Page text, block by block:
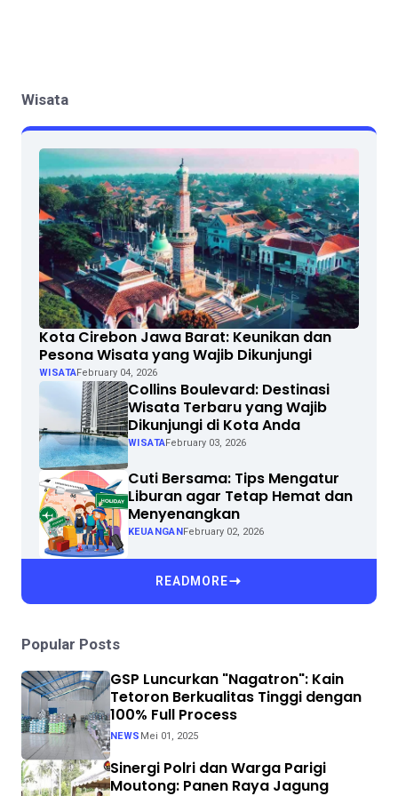
Wisata
Kota Cirebon Jawa Barat: Keunikan dan
Pesona Wisata yang Wajib Dikunjungi
WISATAFebruary 04, 2026
Collins Boulevard: Destinasi
Wisata Terbaru yang Wajib
Dikunjungi di Kota Anda
WISATAFebruary 03, 2026
Cuti Bersama: Tips Mengatur
Liburan agar Tetap Hemat dan
Menyenangkan
KEUANGANFebruary 02, 2026
READMORE
Popular Posts
GSP Luncurkan "Nagatron": Kain
Tetoron Berkualitas Tinggi dengan
100% Full Process
NEWS Mei 01, 2025
Sinergi Polri dan Warga Parigi
Moutong: Panen Raya Jagung